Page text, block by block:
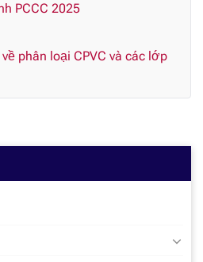
PCCC 2025
phân loại CPVC và các lớp